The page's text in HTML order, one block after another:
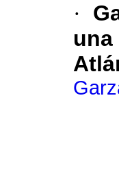
·